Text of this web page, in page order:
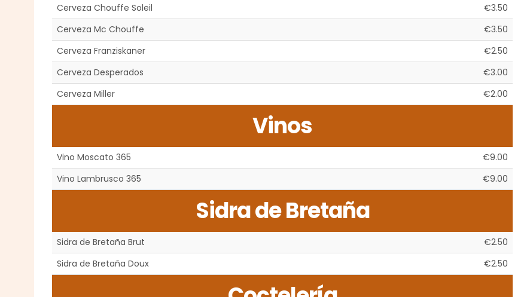
Cerveza Chouffe Soleil
€3.50
Cerveza Mc Chouffe
€3.50
Cerveza Franziskaner
€2.50
Cerveza Desperados
€3.00
Cerveza Miller
€2.00
Vinos
Vino Moscato 365
€9.00
Vino Lambrusco 365
€9.00
Sidra de Bretaña
Sidra de Bretaña Brut
€2.50
Sidra de Bretaña Doux
€2.50